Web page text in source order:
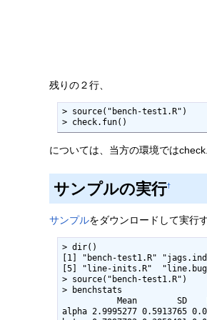
残りの２行、
> source("bench-test1.R")
> check.fun()
については、当方の環境では
サンプルの実行†
サンプルをダウンロードして実行
> dir()
[1] "bench-test1.R"
[5] "line-inits.R"
> source("bench-test1.R")
> benchstats
           Mean        SD    Naive SE Time-series SE
alpha 2.9995277 0.5913765